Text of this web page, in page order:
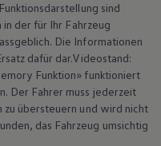
sind
in der für Ihr Fahrzeug
Die Informationen
dafür dar.Videostand:
Funktion» funktioniert
Der Fahrer muss jederzeit
zu übersteuern und wird nicht
das Fahrzeug umsichtig